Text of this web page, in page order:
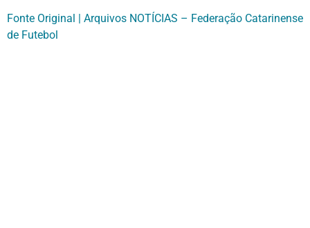
Fonte Original | Arquivos NOTÍCIAS – Federação Catarinense
de Futebol